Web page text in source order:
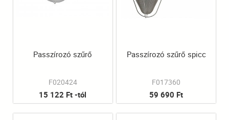
Passzírozó szűrő
F020424
15 122 Ft -tól
Passzírozó szűrő spicc
F017360
59 690 Ft